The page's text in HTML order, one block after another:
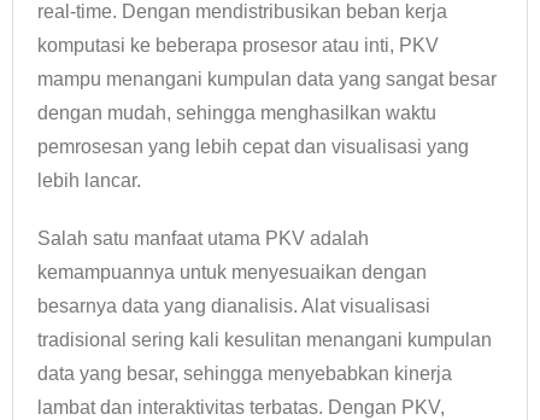
real-time. Dengan mendistribusikan beban kerja
komputasi ke beberapa prosesor atau inti, PKV
mampu menangani kumpulan data yang sangat besar
dengan mudah, sehingga menghasilkan waktu
pemrosesan yang lebih cepat dan visualisasi yang
lebih lancar.
Salah satu manfaat utama PKV adalah
kemampuannya untuk menyesuaikan dengan
besarnya data yang dianalisis. Alat visualisasi
tradisional sering kali kesulitan menangani kumpulan
data yang besar, sehingga menyebabkan kinerja
lambat dan interaktivitas terbatas. Dengan PKV,